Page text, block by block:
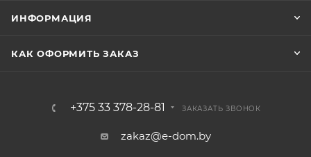
ИНФОРМАЦИЯ
КАК ОФОРМИТЬ ЗАКАЗ
+375 33 378-28-81 ЗАКАЗАТЬ ЗВОНОК
zakaz@e-dom.by